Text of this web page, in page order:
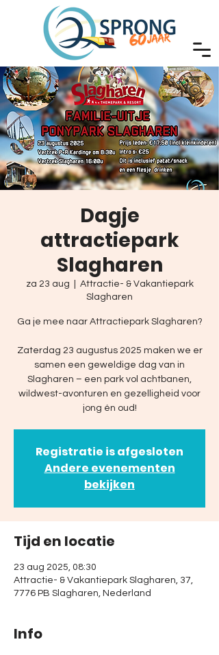
Dagje
attractiepark
Slagharen
za 23 aug
Attractie- & Vakantiepark
Slagharen
Ga je mee naar Attractiepark Slagharen?
Zaterdag 23 augustus 2025 maken we er
samen een geweldige dag van in
Slagharen – een park vol achtbanen,
wildwest-avonturen en gezelligheid voor
jong én oud!
Registratie is afgesloten
Andere evenementen
bekijken
Tijd en locatie
23 aug 2025, 08:30
Attractie- & Vakantiepark Slagharen, 37,
7776 PB Slagharen, Nederland
Info